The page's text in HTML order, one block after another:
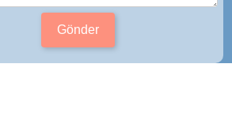
Gönder